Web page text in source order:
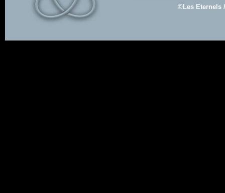
©Les Eternels